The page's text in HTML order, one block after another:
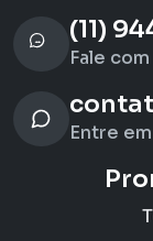
(11)
Fale
Entre